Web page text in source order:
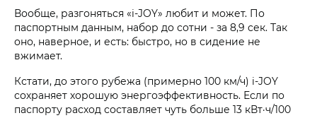
Вообще, разгоняться «i‑JOY» любит и может. По
паспортным данным, набор до сотни - за 8,9 сек. Так
оно, наверное, и есть: быстро, но в сидение не
вжимает.
Кстати, до этого рубежа (примерно 100 км/ч) i‑JOY
сохраняет хорошую энергоэффективность. Если по
паспорту расход составляет чуть больше 13 кВт·ч/100